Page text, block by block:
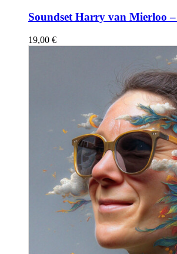
Soundset Harry van Mierloo –
19,00 €